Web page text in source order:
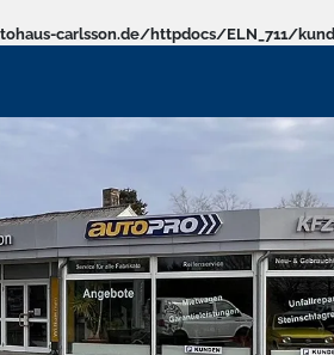
carlsson.de/httpdocs/ELN_711/